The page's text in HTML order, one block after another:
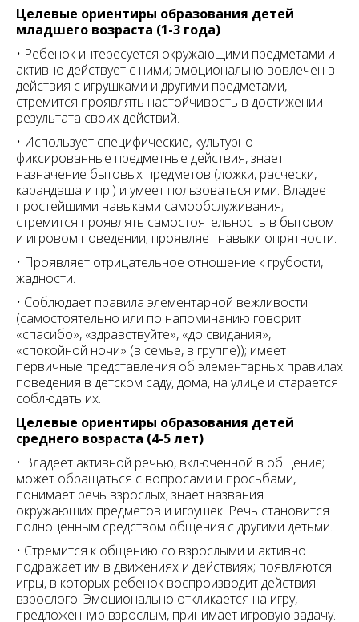
Целевые ориентиры образования детей
младшего возраста (1-3 года)
• Ребенок интересуется окружающими предметами и
активно действует с ними; эмоционально вовлечен в
действия с игрушками и другими предметами,
стремится проявлять настойчивость в достижении
результата своих действий.
• Использует специфические, культурно
фиксированные предметные действия, знает
назначение бытовых предметов (ложки, расчески,
карандаша и пр.) и умеет пользоваться ими. Владеет
простейшими навыками самообслуживания;
стремится проявлять самостоятельность в бытовом
и игровом поведении; проявляет навыки опрятности.
• Проявляет отрицательное отношение к грубости,
жадности.
• Соблюдает правила элементарной вежливости
(самостоятельно или по напоминанию говорит
«спасибо», «здравствуйте», «до свидания»,
«спокойной ночи» (в семье, в группе)); имеет
первичные представления об элементарных правилах
поведения в детском саду, дома, на улице и старается
соблюдать их.
Целевые ориентиры образования детей
среднего возраста (4-5 лет)
• Владеет активной речью, включенной в общение;
может обращаться с вопросами и просьбами,
понимает речь взрослых; знает названия
окружающих предметов и игрушек. Речь становится
полноценным средством общения с другими детьми.
• Стремится к общению со взрослыми и активно
подражает им в движениях и действиях; появляются
игры, в которых ребенок воспроизводит действия
взрослого. Эмоционально откликается на игру,
предложенную взрослым, принимает игровую задачу.